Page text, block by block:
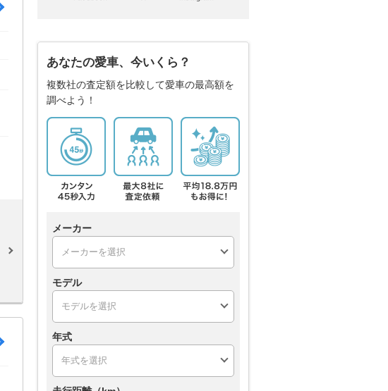
あなたの愛車、今いくら？
複数社の査定額を比較して愛車の最高額を
調べよう！
メーカー
モデル
年式